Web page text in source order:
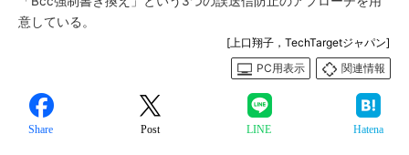
意している。
[上口翔子，TechTargetジャパン]
PC用表示
関連情報
Share Post LINE Hatena